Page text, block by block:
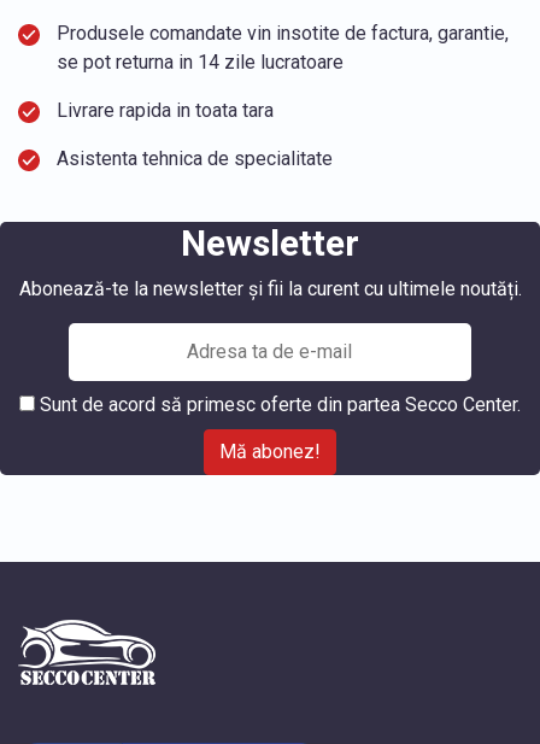
Produsele comandate vin insotite de factura, garantie,
se pot returna in 14 zile lucratoare
Livrare rapida in toata tara
Asistenta tehnica de specialitate
Newsletter
Abonează-te la newsletter și fii la curent cu ultimele noutăți.
Sunt de acord să primesc oferte din partea Secco Center.
Mă abonez!